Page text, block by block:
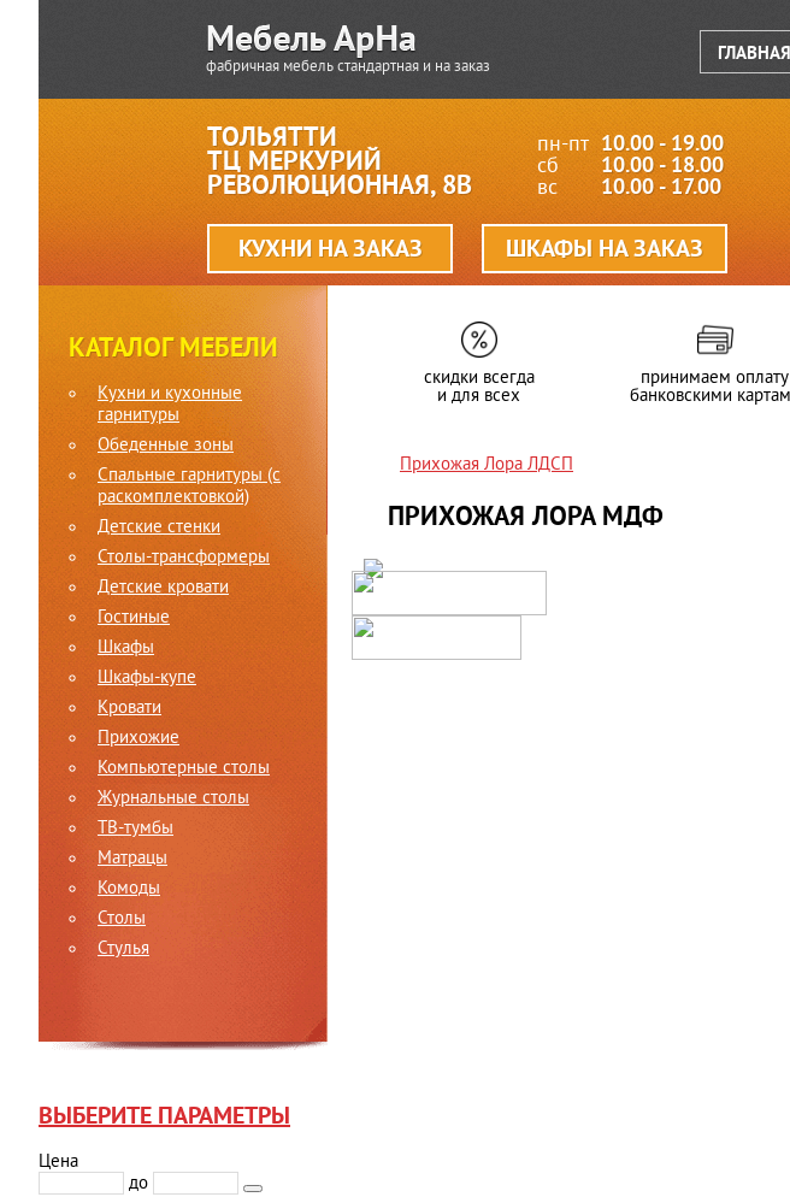
фабричная мебель стандартная и на заказ
ГЛАВНАЯ
ТОЛЬЯТТИ
ТЦ МЕРКУРИЙ
РЕВОЛЮЦИОННАЯ, 8В
пн-пт 10.00 - 19.00
сб 10.00 - 18.00
вс 10.00 - 17.00
КУХНИ НА ЗАКАЗ ШКАФЫ НА ЗАКАЗ
КАТАЛОГ МЕБЕЛИ
Кухни и кухонные
гарнитуры
Обеденные зоны
Спальные гарнитуры (c
раскомплектовкой)
Детские стенки
Столы-трансформеры
Детские кровати
Гостиные
Шкафы
Шкафы-купе
Кровати
Прихожие
Компьютерные столы
Журнальные столы
ТВ-тумбы
Матрацы
Комоды
Столы
Стулья
ВЫБЕРИТЕ ПАРАМЕТРЫ
Цена
до
скидки всегда
и для всех
принимаем оплату
банковскими
Прихожая Лора ЛДСП
ПРИХОЖАЯ ЛОРА МДФ